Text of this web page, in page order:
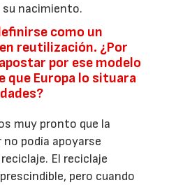
su nacimiento.
como un
reutilización. ¿Por
por ese modelo
que Europa lo situara
muy pronto que la
podía apoyarse
El reciclaje
pero cuando